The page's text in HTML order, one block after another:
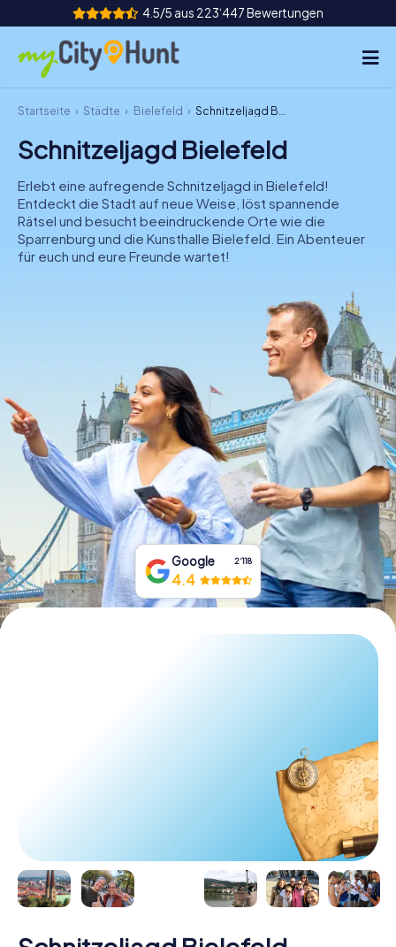
4.5/5 aus 223‘447 Bewertungen
So funktioniert's
Städte
Touren
Teamevent
DE
IE
NL
Tickets buchen
Gutscheine bestellen
Startseite Städte Bielefeld Schnitzeljagd Bielefeld
Schnitzeljagd Bielefeld
Erlebt eine aufregende Schnitzeljagd in Bielefeld!
Entdeckt die Stadt auf neue Weise, löst spannende
Rätsel und besucht beeindruckende Orte wie die
Sparrenburg und die Kunsthalle Bielefeld. Ein Abenteuer
für euch und eure Freunde wartet!
Google 2‘118
4.4